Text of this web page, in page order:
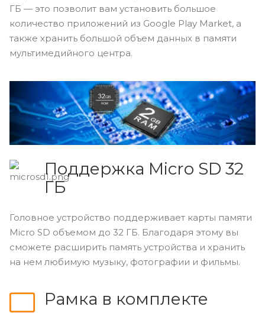
ГБ — это позволит вам установить большое
количество приложений из Google Play Market, а
также хранить большой объем данных в памяти
мультимедийного центра.
Поддержка Micro SD 32
ГБ
Головное устройство поддерживает карты памяти
Micro SD объемом до 32 ГБ. Благодаря этому вы
сможете расширить память устройства и хранить
на нем любимую музыку, фотографии и фильмы.
Рамка в комплекте